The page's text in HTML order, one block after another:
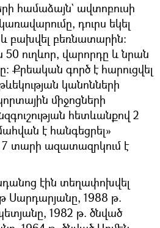
համաձայն` ավտոբուսի
դուրս եկել
բախվել բեռնատարին։
50 ուղևոր, վարորդը և նրան
Քրեական գործ է հարուցվել
կանոնների
միջոցների
հետևանքով 2
է հանգեցրել»
7 տարի ազատազրկում է
էին տեղափոխվել
Սարդարյանը, 1988 թ.
1982 թ. ծնված